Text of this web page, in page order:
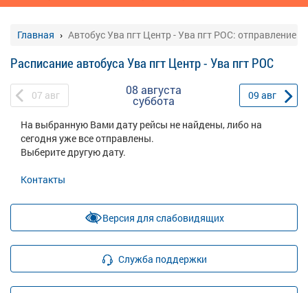
Главная Автобус Ува пгт Центр - Ува пгт РОС: отправление
Расписание автобуса Ува пгт Центр - Ува пгт РОС
07 авг 08 августа
суббота 09 авг
На выбранную Вами дату рейсы не найдены, либо на
сегодня уже все отправлены.
Выберите другую дату.
Контакты
Версия для слабовидящих
Служба поддержки